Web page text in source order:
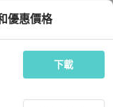
優惠價格
下載